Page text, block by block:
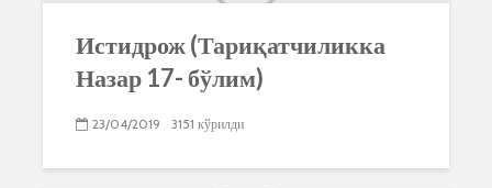
Истидрож (Тариқатчиликка
Назар 17- бўлим)
23/04/2019 3151 кўрилди